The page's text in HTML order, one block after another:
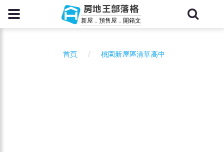
房地王部落格
新屋．預售屋．開箱文
首頁 桃園新屋區清華高中